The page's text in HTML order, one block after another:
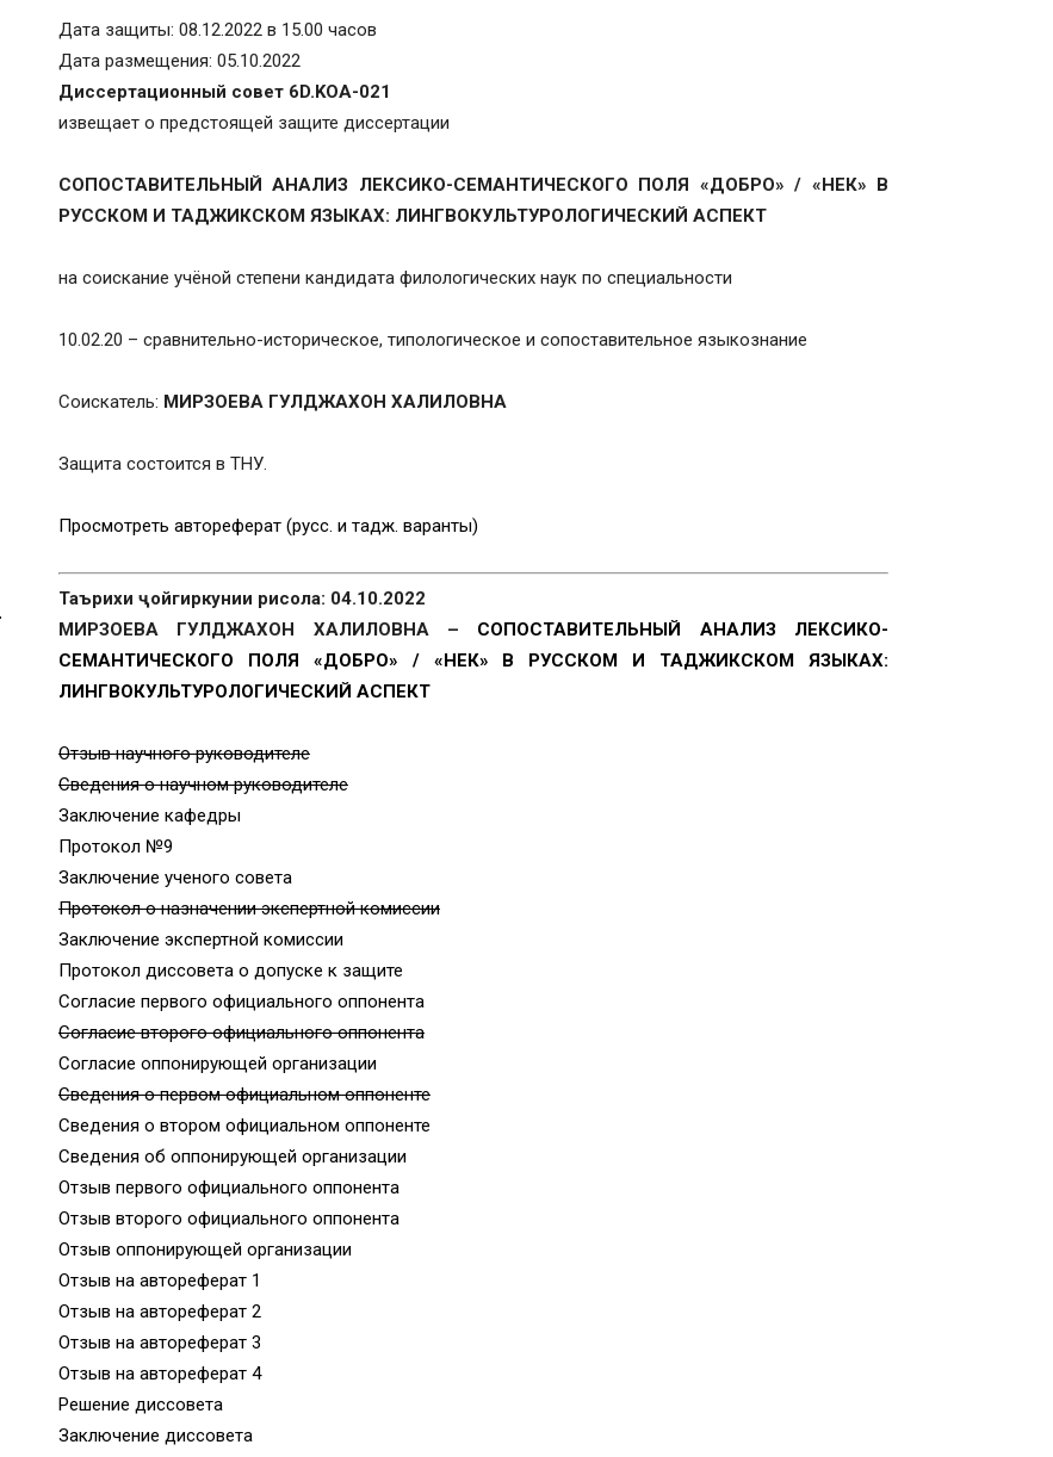
Дата защиты: 08.12.2022 в 15.00 часов
Дата размещения: 05.10.2022
Диссертационный совет 6D.KOA-021
извещает о предстоящей защите диссертации
СОПОСТАВИТЕЛЬНЫЙ АНАЛИЗ ЛЕКСИКО-СЕМАНТИЧЕСКОГО ПОЛЯ «ДОБРО» / «НЕК» В
РУССКОМ И ТАДЖИКСКОМ ЯЗЫКАХ: ЛИНГВОКУЛЬТУРОЛОГИЧЕСКИЙ АСПЕКТ
на соискание учёной степени кандидата филологических наук по специальности
10.02.20 – сравнительно-историческое, типологическое и сопоставительное языкознание
Соискатель: МИРЗОЕВА ГУЛДЖАХОН ХАЛИЛОВНА
Защита состоится в ТНУ.
Просмотреть автореферат (русс. и тадж. варанты)
Таърихи ҷойгиркунии рисола: 04.10.2022
МИРЗОЕВА ГУЛДЖАХОН ХАЛИЛОВНА – СОПОСТАВИТЕЛЬНЫЙ АНАЛИЗ ЛЕКСИКО-
СЕМАНТИЧЕСКОГО ПОЛЯ «ДОБРО» / «НЕК» В РУССКОМ И ТАДЖИКСКОМ ЯЗЫКАХ:
ЛИНГВОКУЛЬТУРОЛОГИЧЕСКИЙ АСПЕКТ
Отзыв научного руководителе
Сведения о научном руководителе
Заключение кафедры
Протокол №9
Заключение ученого совета
Протокол о назначении экспертной комиссии
Заключение экспертной комиссии
Протокол диссовета о допуске к защите
Согласие первого официального оппонента
Согласие второго официального оппонента
Согласие оппонирующей организации
Сведения о первом официальном оппоненте
Сведения о втором официальном оппоненте
Сведения об оппонирующей организации
Отзыв первого официального оппонента
Отзыв второго официального оппонента
Отзыв оппонирующей организации
Отзыв на автореферат 1
Отзыв на автореферат 2
Отзыв на автореферат 3
Отзыв на автореферат 4
Решение диссовета
Заключение диссовета